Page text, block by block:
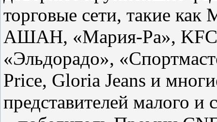
торговые сети, такие
АШАН, «Мария-Ра», KFC,
«Эльдорадо»,
Price, Gloria Jeans и
представителей малого